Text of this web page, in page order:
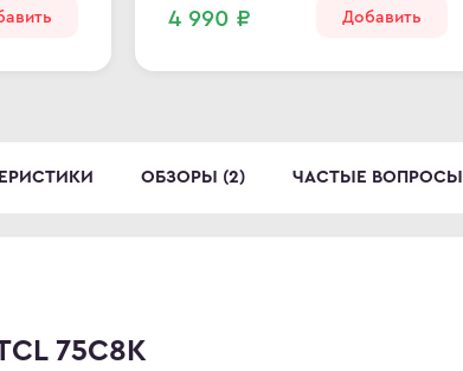
4 990 ₽ Добавить
ОБЗОРЫ (2) ЧАСТЫЕ ВОПРОСЫ
75C8K